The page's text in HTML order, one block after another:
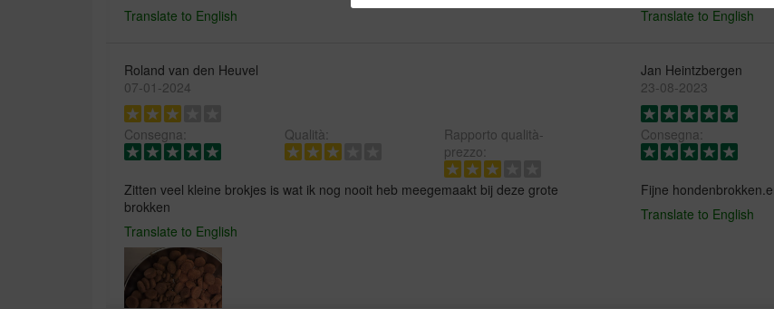
Translate to English
Translate to English
Roland van den Heuvel
07-01-2024
Consegna: Qualità:
Rapporto qualità-
prezzo:
Zitten veel kleine brokjes is wat ik nog nooit heb meegemaakt bij deze grote
brokken
Translate to English
Jan Heintzbergen
23-08-2023
Consegna:
Fijne
Translate to English